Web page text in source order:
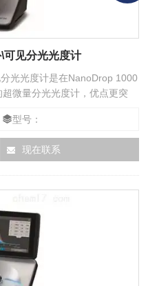
见分光光度计
光光度计是在NanoDrop 1000
微量分光光度计，优点更突
型号：
现在联系